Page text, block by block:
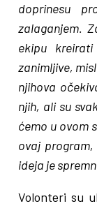
doprinesu
zalaganjem.
ekipu
zanimljive,
njihova
njih, ali su
ćemo u ovom
ovaj
ideja je
Volonteri su